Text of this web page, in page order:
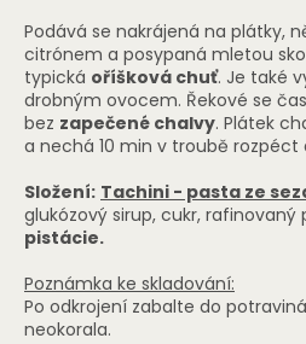
Podává se nakrájená na plátky,
citrónem a posypaná mletou
typická oříšková chuť. Je také
drobným ovocem. Řekové se
bez zapečené chalvy. Plátek
a nechá 10 min v troubě rozpéct
Složení: Tachini - pasta ze
glukózový sirup, cukr, rafinovaný
pistácie.
Poznámka ke skladování:
Po odkrojení zabalte do
neokorala.